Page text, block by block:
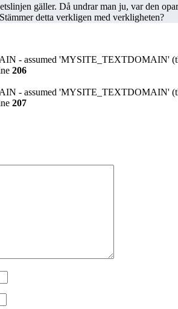
gäller. Då undrar man ju, var den
detta verkligen med verkligheten?
- assumed 'MYSITE_TEXTDOMAIN'
206
- assumed 'MYSITE_TEXTDOMAIN'
207